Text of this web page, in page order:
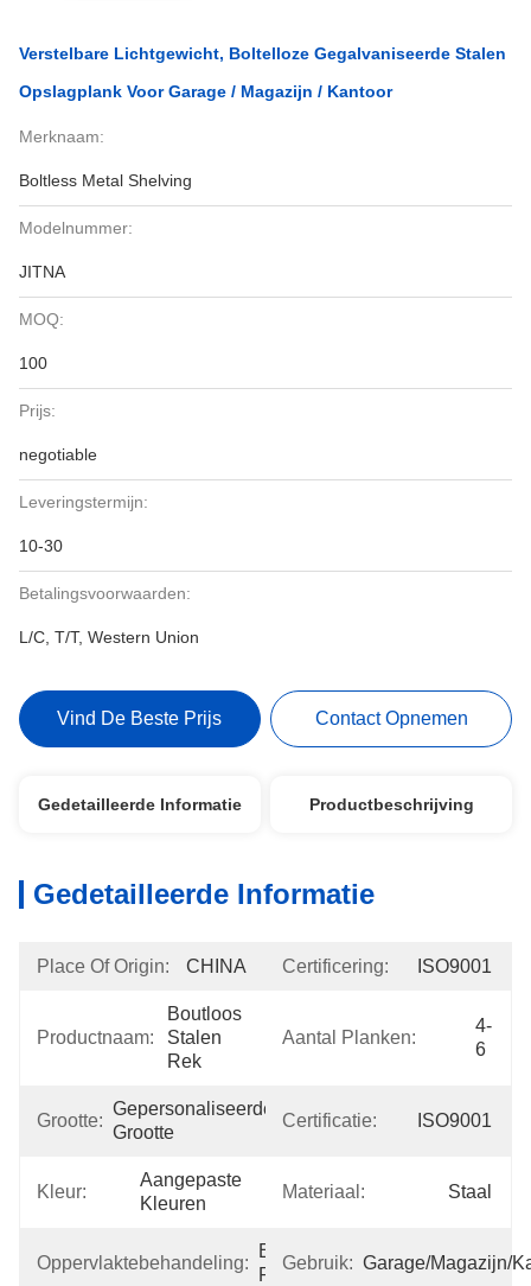
Verstelbare Lichtgewicht, Boltelloze Gegalvaniseerde Stalen
Opslagplank Voor Garage / Magazijn / Kantoor
Merknaam:
Boltless Metal Shelving
Modelnummer:
JITNA
MOQ:
100
Prijs:
negotiable
Leveringstermijn:
10-30
Betalingsvoorwaarden:
L/C, T/T, Western Union
Vind De Beste Prijs Contact Opnemen
Gedetailleerde Informatie Productbeschrijving
Gedetailleerde Informatie
Place Of Origin: CHINA Certificering: ISO9001
Productnaam:
Boutloos
Stalen
Rek
Aantal Planken:
4-
6
Grootte:
Gepersonaliseerde
Grootte
Certificatie: ISO9001
Kleur:
Aangepaste
Kleuren
Materiaal: Staal
Oppervlaktebehandeling:
Elektrostatische
Poederdeklaag
Gebruik: Garage/magazijn/